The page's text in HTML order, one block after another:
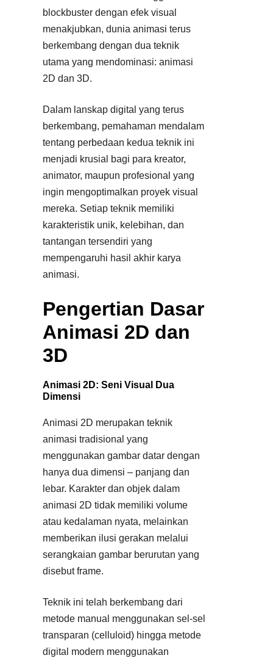
blockbuster dengan efek visual
menakjubkan, dunia animasi terus
berkembang dengan dua teknik
utama yang mendominasi: animasi
2D dan 3D.
Dalam lanskap digital yang terus
berkembang, pemahaman mendalam
tentang perbedaan kedua teknik ini
menjadi krusial bagi para kreator,
animator, maupun profesional yang
ingin mengoptimalkan proyek visual
mereka. Setiap teknik memiliki
karakteristik unik, kelebihan, dan
tantangan tersendiri yang
mempengaruhi hasil akhir karya
animasi.
Pengertian Dasar
Animasi 2D dan
3D
Animasi 2D: Seni Visual Dua
Dimensi
Animasi 2D merupakan teknik
animasi tradisional yang
menggunakan gambar datar dengan
hanya dua dimensi – panjang dan
lebar. Karakter dan objek dalam
animasi 2D tidak memiliki volume
atau kedalaman nyata, melainkan
memberikan ilusi gerakan melalui
serangkaian gambar berurutan yang
disebut frame.
Teknik ini telah berkembang dari
metode manual menggunakan sel-sel
transparan (celluloid) hingga metode
digital modern menggunakan